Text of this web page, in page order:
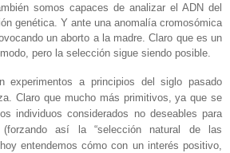
somos capaces de analizar el ADN del
genética. Y ante una anomalía cromosómica
un aborto a la madre. Claro que es un
pero la selección sigue siendo posible.
experimentos a principios del siglo pasado
Claro que mucho más primitivos, ya que se
individuos considerados no deseables para
(forzando así la “selección natural de las
entendemos cómo con un interés positivo,